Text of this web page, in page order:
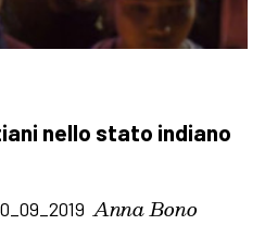
nello stato indiano
Anna Bono